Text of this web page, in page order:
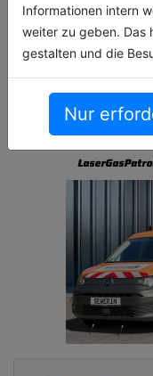
Informationen intern
weiter zu geben. Das
gestalten und die
Nur
allgemein